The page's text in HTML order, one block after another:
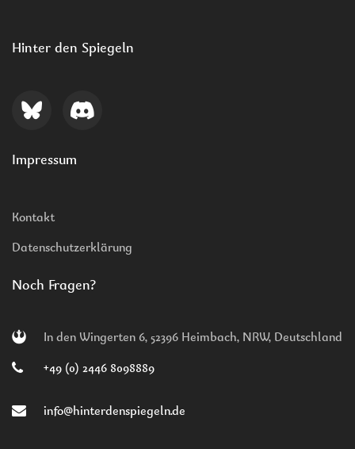
Hinter den Spiegeln
Impressum
Kontakt
Datenschutzerklärung
Noch Fragen?
In den Wingerten 6, 52396 Heimbach, NRW, Deutschland
+49 (0) 2446 8098889
info@hinterdenspiegeln.de